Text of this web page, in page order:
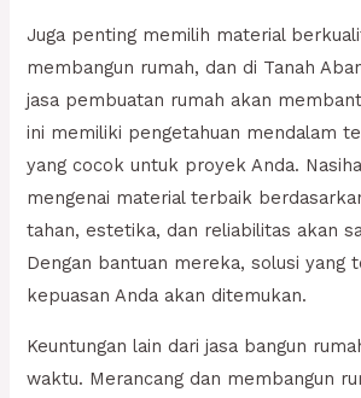
Juga penting memilih material
membangun rumah, dan di Tanah
jasa pembuatan rumah akan
ini memiliki pengetahuan mendalam
yang cocok untuk proyek Anda.
mengenai material terbaik
tahan, estetika, dan reliabilitas akan
Dengan bantuan mereka, solusi yang
kepuasan Anda akan ditemukan.
Keuntungan lain dari jasa bangun
waktu. Merancang dan membangun